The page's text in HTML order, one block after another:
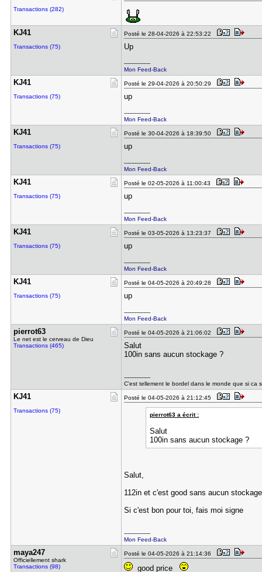
Transactions (282)
KJ41
Transactions (75)
Posté le 28-04-2026 à 22:53:22
Up
---------------
Mon Feed-Back
KJ41
Transactions (75)
Posté le 29-04-2026 à 20:50:29
up
---------------
Mon Feed-Back
KJ41
Transactions (75)
Posté le 30-04-2026 à 18:39:50
up
---------------
Mon Feed-Back
KJ41
Transactions (75)
Posté le 02-05-2026 à 11:00:43
up
---------------
Mon Feed-Back
KJ41
Transactions (75)
Posté le 03-05-2026 à 13:23:37
up
---------------
Mon Feed-Back
KJ41
Transactions (75)
Posté le 04-05-2026 à 20:49:28
up
---------------
Mon Feed-Back
pierrot63
Le net est le cerveau de Dieu
Transactions (465)
Posté le 04-05-2026 à 21:06:02
Salut
100in sans aucun stockage ?
---------------
C'est tellement le bordel dans le monde que si
KJ41
Transactions (75)
Posté le 04-05-2026 à 21:12:45
pierrot63 a écrit :
Salut
100in sans aucun stockage ?
Salut,
112in et c'est good sans aucun stockage
Si c'est bon pour toi, fais moi signe
---------------
Mon Feed-Back
maya247
Officiellement shark
Transactions (98)
Posté le 04-05-2026 à 21:14:36
good price